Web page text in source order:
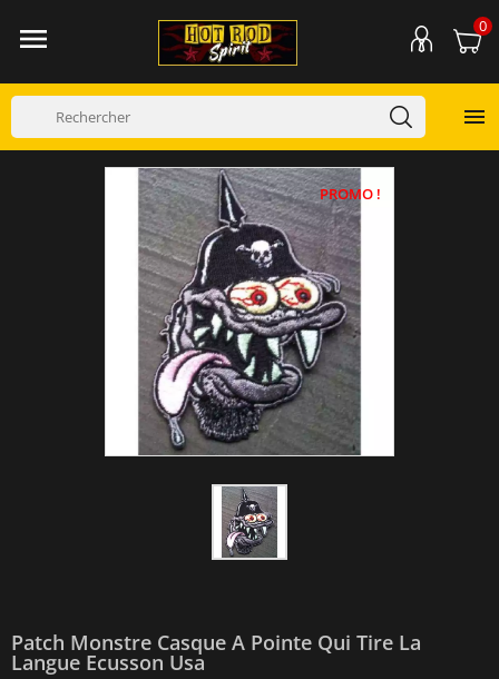
 0

PROMO !
Patch Monstre Casque A Pointe Qui Tire La
Langue Ecusson Usa